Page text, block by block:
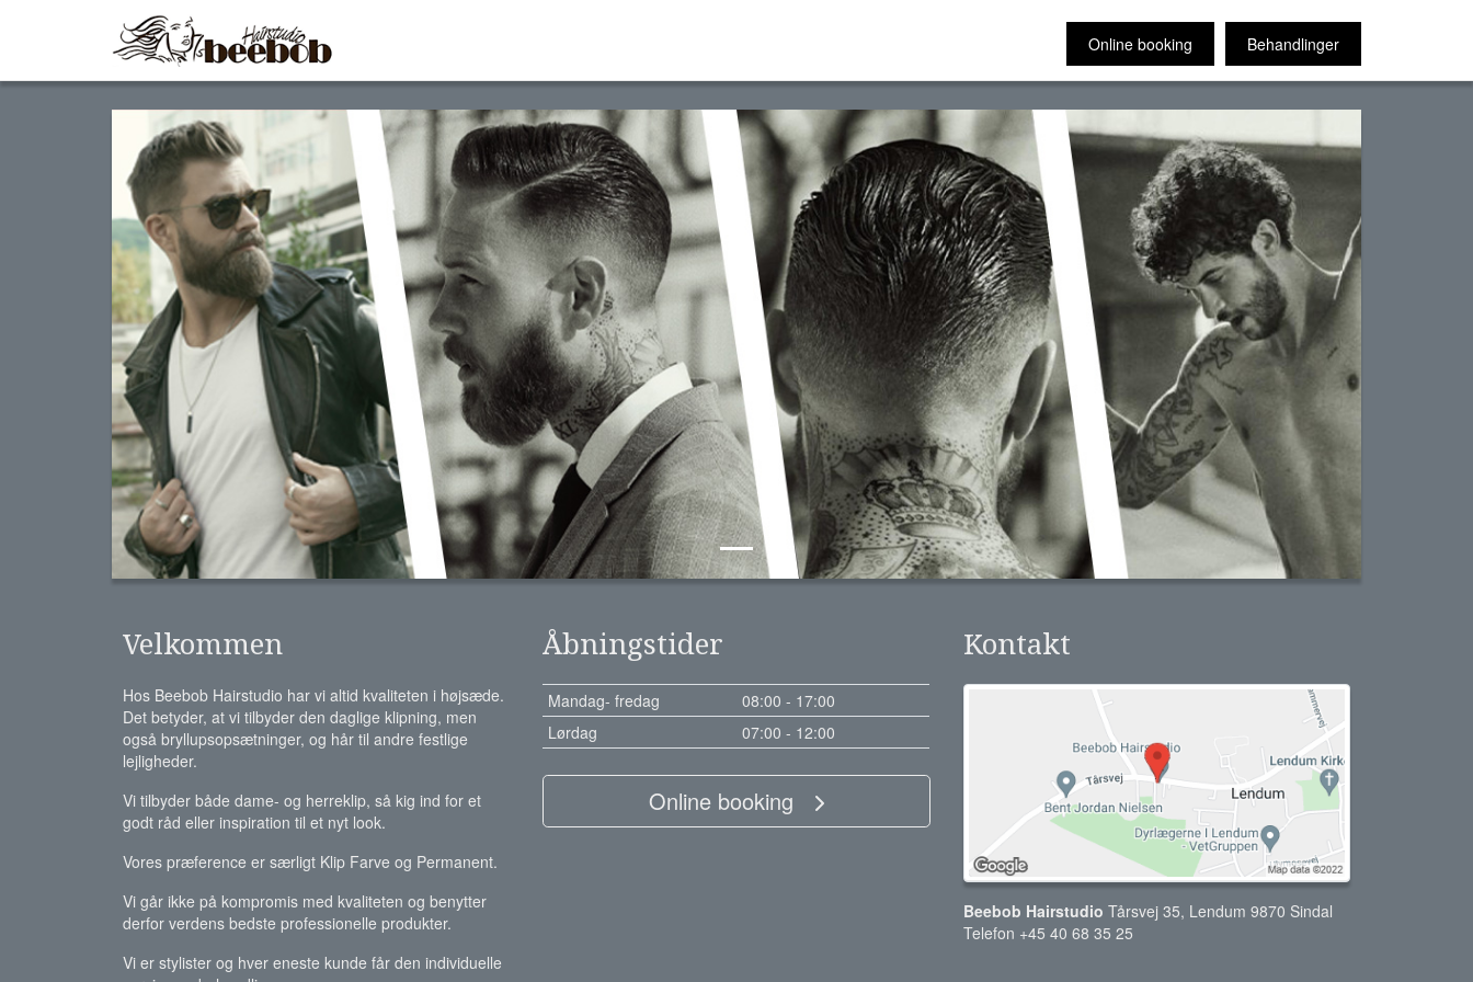
Online booking Behandlinger
Velkommen
Hos Beebob Hairstudio har vi altid kvaliteten i højsæde.
Det betyder, at vi tilbyder den daglige klipning, men
også bryllupsopsætninger, og hår til andre festlige
lejligheder.
Vi tilbyder både dame- og herreklip, så kig ind for et
godt råd eller inspiration til et nyt look.
Vores præference er særligt Klip Farve og Permanent.
Vi går ikke på kompromis med kvaliteten og benytter
derfor verdens bedste professionelle produkter.
Vi er stylister og hver eneste kunde får den individuelle
Åbningstider
Mandag- fredag
08:00 - 17:00
Lørdag
07:00 - 12:00
Online booking
Kontakt
Beebob Hairstudio Tårsvej 35, Lendum 9870 Sindal
Telefon +45 40 68 35 25